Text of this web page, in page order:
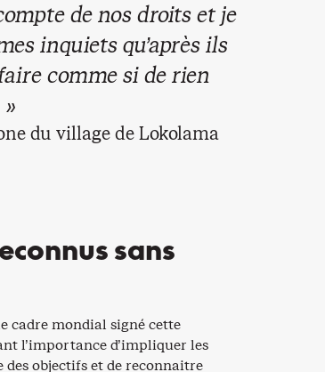
de nos droits et je
inquiets qu’après ils
comme si de rien
du village de Lokolama
sans
cadre mondial signé cette
l’importance d’impliquer les
objectifs et de reconnaitre